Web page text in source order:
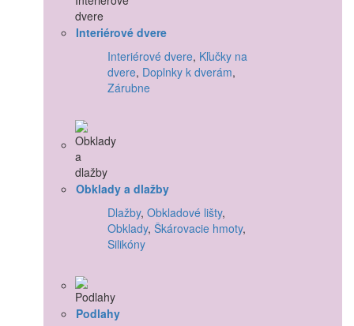
Interiérové dvere
Interiérové dvere, Kľučky na
dvere, Doplnky k dverám,
Zárubne
Obklady a dlažby
Dlažby, Obkladové lišty,
Obklady, Škárovacie hmoty,
Silikóny
Podlahy